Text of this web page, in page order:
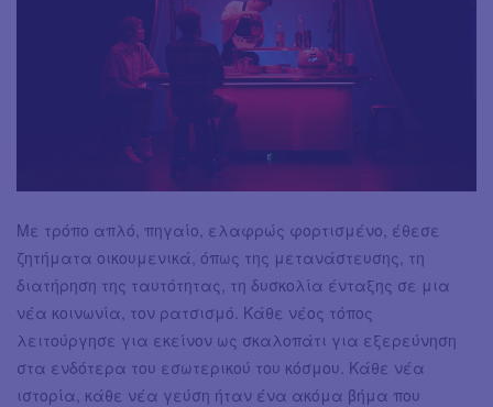
Με τρόπο απλό, πηγαίο, ελαφρώς φορτισμένο, έθεσε
ζητήματα οικουμενικά, όπως της μετανάστευσης, τη
διατήρηση της ταυτότητας, τη δυσκολία ένταξης σε μια
νέα κοινωνία, τον ρατσισμό. Κάθε νέος τόπος
λειτούργησε για εκείνον ως σκαλοπάτι για εξερεύνηση
στα ενδότερα του εσωτερικού του κόσμου. Κάθε νέα
ιστορία, κάθε νέα γεύση ήταν ένα ακόμα βήμα που